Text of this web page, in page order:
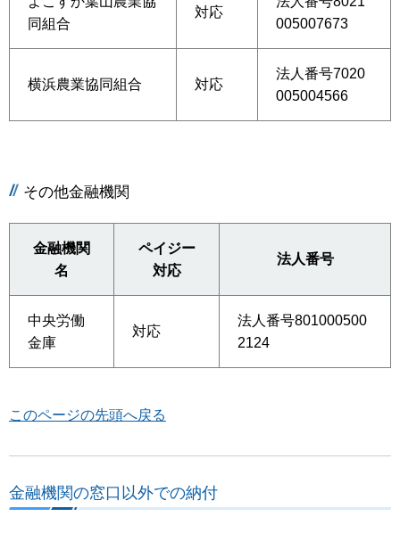
同組合
対応
005007673
横浜農業協同組合 対応
法人番号7020
005004566
その他金融機関
金融機関
名
ペイジー
対応
法人番号
中央労働
金庫
対応
法人番号801000500
2124
このページの先頭へ戻る
金融機関の窓口以外での納付